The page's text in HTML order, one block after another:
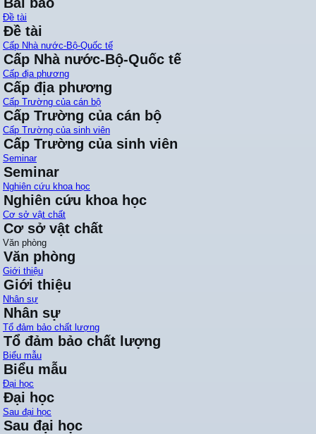
Đề tài
Đề tài
Cấp Nhà nước-Bộ-Quốc tế
Cấp Nhà nước-Bộ-Quốc tế
Cấp địa phương
Cấp địa phương
Cấp Trường của cán bộ
Cấp Trường của cán bộ
Cấp Trường của sinh viên
Cấp Trường của sinh viên
Seminar
Seminar
Nghiên cứu khoa học
Nghiên cứu khoa học
Cơ sở vật chất
Cơ sở vật chất
Văn phòng
Văn phòng
Giới thiệu
Giới thiệu
Nhân sự
Nhân sự
Tổ đảm bảo chất lượng
Tổ đảm bảo chất lượng
Biểu mẫu
Biểu mẫu
Đại học
Đại học
Sau đại học
Sau đại học